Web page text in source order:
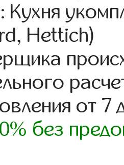
Кухня
Hettich)
от 7
без